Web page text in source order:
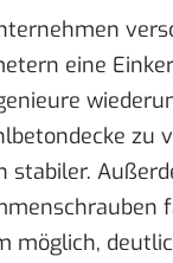
eine
zu
stabiler.
möglich,